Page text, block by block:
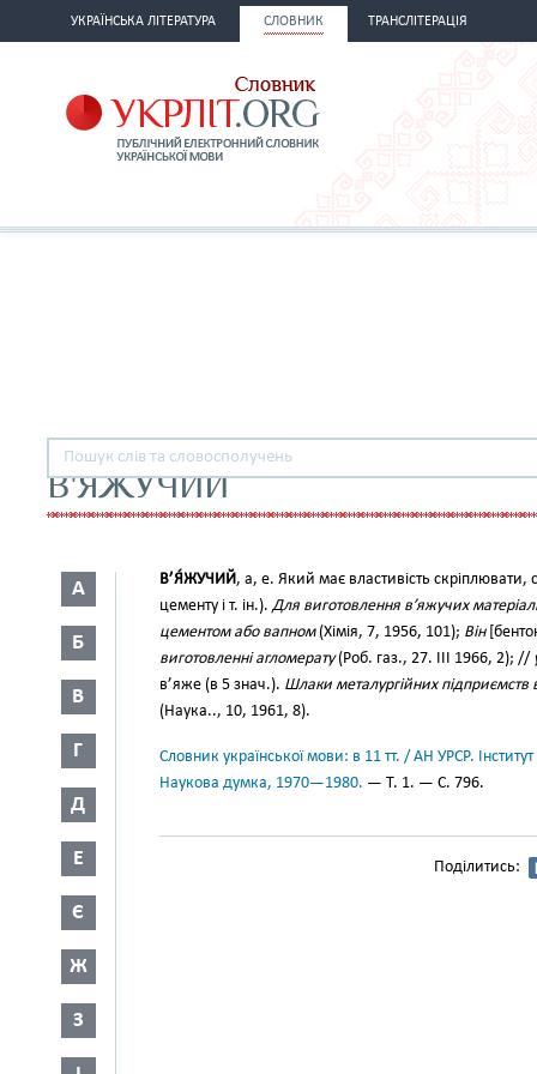
УКРАЇНСЬКА ЛІТЕРАТУРА СЛОВНИК ТРАНСЛІТЕРАЦІЯ
В'ЯЖУЧИЙ
А
Б
В
Г
Д
Е
Є
Ж
З
В’Я́ЖУЧИЙ, а, е. Який має властивість
цементу і т. ін.).Для виготовлення в’яжучих
цементом або вапном(Хімія, 7, 1956, 101); Він
виготовленні агломерату(Роб. газ., 27. III 1966, 2); //
в’яже (в 5 знач.). Шлаки металургійних
(Наука.., 10, 1961, 8).
Словник української мови: в 11 тт. / АН УРСР.
Наукова думка, 1970—1980. — Т. 1. — С. 796.
Поділитись: